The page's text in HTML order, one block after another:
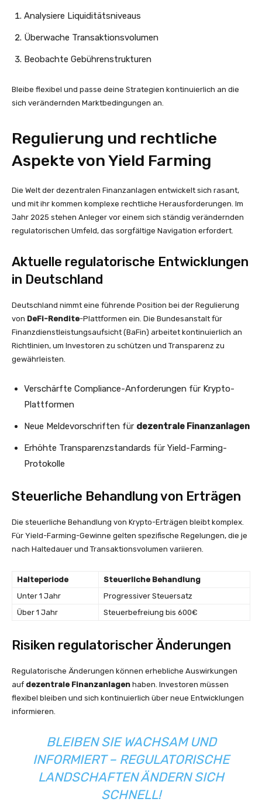
Analysiere Liquiditätsniveaus
Überwache Transaktionsvolumen
Beobachte Gebührenstrukturen
Bleibe flexibel und passe deine Strategien kontinuierlich an die
sich verändernden Marktbedingungen an.
Regulierung und rechtliche
Aspekte von Yield Farming
Die Welt der dezentralen Finanzanlagen entwickelt sich rasant,
und mit ihr kommen komplexe rechtliche Herausforderungen. Im
Jahr 2025 stehen Anleger vor einem sich ständig verändernden
regulatorischen Umfeld, das sorgfältige Navigation erfordert.
Aktuelle regulatorische Entwicklungen
in Deutschland
Deutschland nimmt eine führende Position bei der Regulierung
von DeFi-Rendite-Plattformen ein. Die Bundesanstalt für
Finanzdienstleistungsaufsicht (BaFin) arbeitet kontinuierlich an
Richtlinien, um Investoren zu schützen und Transparenz zu
gewährleisten.
Verschärfte Compliance-Anforderungen für Krypto-
Plattformen
Neue Meldevorschriften für dezentrale Finanzanlagen
Erhöhte Transparenzstandards für Yield-Farming-
Protokolle
Steuerliche Behandlung von Erträgen
Die steuerliche Behandlung von Krypto-Erträgen bleibt komplex.
Für Yield-Farming-Gewinne gelten spezifische Regelungen, die je
nach Haltedauer und Transaktionsvolumen variieren.
Halteperiode
Steuerliche Behandlung
Unter 1 Jahr
Progressiver Steuersatz
Über 1 Jahr
Steuerbefreiung bis 600€
Risiken regulatorischer Änderungen
Regulatorische Änderungen können erhebliche Auswirkungen
auf dezentrale Finanzanlagen haben. Investoren müssen
flexibel bleiben und sich kontinuierlich über neue Entwicklungen
informieren.
BLEIBEN SIE WACHSAM UND
INFORMIERT – REGULATORISCHE
LANDSCHAFTEN ÄNDERN SICH
SCHNELL!